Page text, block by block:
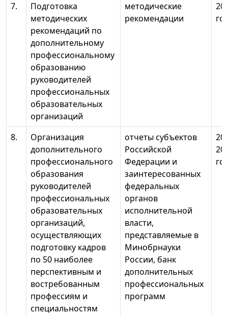
7.
Подготовка
методических
рекомендаций по
дополнительному
профессиональному
образованию
руководителей
профессиональных
образовательных
организаций
методические
рекомендации
8.
Организация
дополнительного
профессионального
образования
руководителей
профессиональных
образовательных
организаций,
осуществляющих
подготовку кадров
по 50 наиболее
перспективным и
востребованным
профессиям и
специальностям
отчеты субъектов
Российской
Федерации и
заинтересованных
федеральных
органов
исполнительной
власти,
представляемые в
Минобрнауки
России, банк
дополнительных
профессиональных
программ